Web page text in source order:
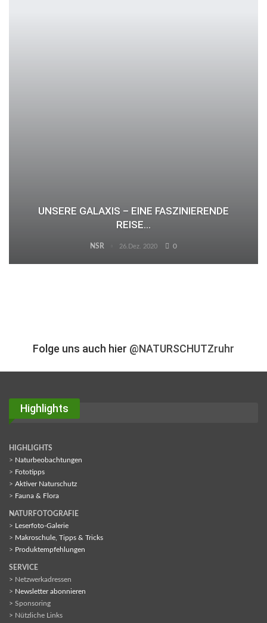
UNSERE GALAXIS – EINE FASZINIERENDE
REISE…
NSR 26.Dez. 2020 0
Folge uns auch hier @NATURSCHUTZruhr
Highlights
HIGHLIGHTS
> Naturbeobachtungen
> Fototipps
> Aktiver Naturschutz
> Fauna & Flora
NATURFOTOGRAFIE
> Leserfoto-Galerie
> Makroschule, Tipps & Tricks
> Produktempfehlungen
SERVICE
> Netzwerkadressen
> Newsletter abonnieren
> Sponsoring
> Nützliche Links